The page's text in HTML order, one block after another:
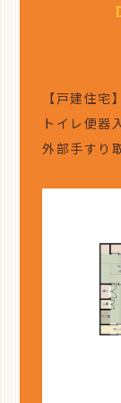
【戸建住宅】
トイレ便器
外部手すり